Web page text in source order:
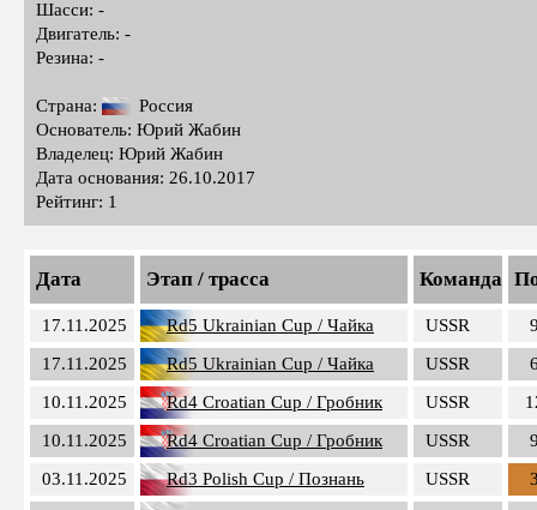
Шасси: -
Двигатель: -
Резина: -
Страна:
Россия
Основатель: Юрий Жабин
Владелец: Юрий Жабин
Дата основания: 26.10.2017
Рейтинг: 1
Дата Этап / трасса Команда
17.11.2025 Rd5 Ukrainian Cup / Чайка USSR
17.11.2025
Rd5 Ukrainian Cup / Чайка USSR
10.11.2025
Rd4 Croatian Cup / Гробник USSR
10.11.2025
Rd4 Croatian Cup / Гробник USSR
03.11.2025
Rd3 Polish Cup / Познань USSR